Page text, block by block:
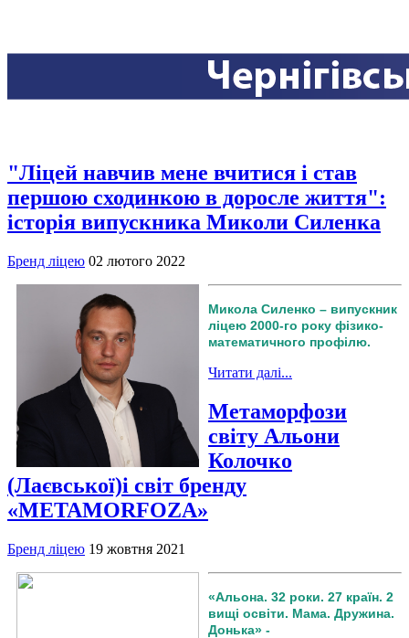
"Ліцей навчив мене вчитися і став
першою сходинкою в доросле життя":
історія випускника Миколи Силенка
Бренд ліцею 02 лютого 2022
Микола Силенко – випускник
ліцею 2000-го року фізико-
математичного профілю.
Читати далі...
Метаморфози
світу Альони
Колочко
(Лаєвської)і світ бренду
«METAMORFOZA»
Бренд ліцею 19 жовтня 2021
«Альона. 32 роки. 27 країн. 2
вищі освіти. Мама. Дружина.
Донька» -